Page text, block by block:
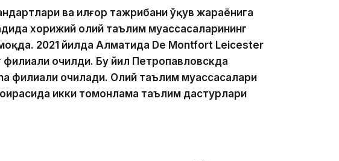
ва илғор тажрибани ўқув жараёнига
хорижий олий таълим муассасаларининг
2021 йилда Алматида De Montfort Leicester
филиали очилди. Бу йил Петропавловскда
филиали очилади. Олий таълим муассасалари
икки томонлама таълим дастурлари